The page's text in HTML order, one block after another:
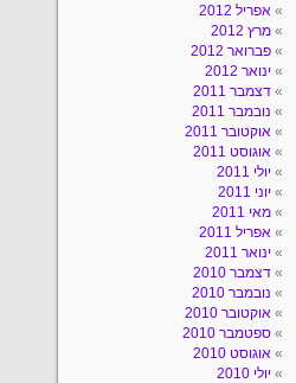
אפריל 2012
מרץ 2012
פברואר 2012
ינואר 2012
דצמבר 2011
נובמבר 2011
אוקטובר 2011
אוגוסט 2011
יולי 2011
יוני 2011
מאי 2011
אפריל 2011
ינואר 2011
דצמבר 2010
נובמבר 2010
אוקטובר 2010
ספטמבר 2010
אוגוסט 2010
יולי 2010